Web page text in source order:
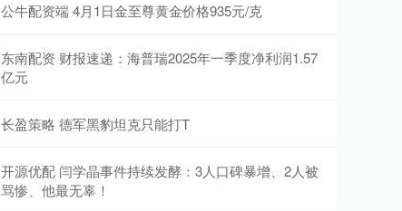
公牛配资端 4月1日金至尊黄金价格935元/克
东南配资 财报速递：海普瑞2025年一季度净利润1.57
亿元
长盈策略 德军黑豹坦克只能打T
开源优配 闫学晶事件持续发酵：3人口碑暴增、2人被
骂惨、他最无辜！